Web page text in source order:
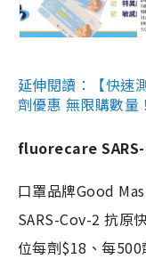
延伸閱讀：【快速
劑優惠 無限購數
fluorecare SARS-
口罩品牌Good
SARS-Cov-2 抗原
位每劑$18、每